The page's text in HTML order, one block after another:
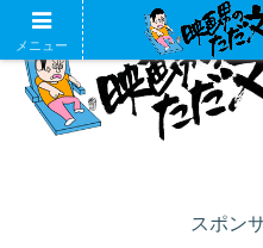
スポン
メニュー